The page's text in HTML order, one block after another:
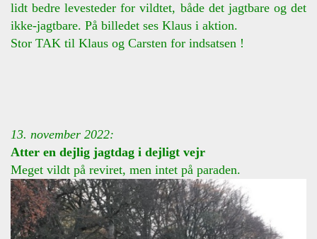
lidt bedre levesteder for vildtet, både det jagtbare og det
ikke-jagtbare. På billedet ses Klaus i aktion.
Stor TAK til Klaus og Carsten for indsatsen !
13. november 2022:
Atter en dejlig jagtdag i dejligt vejr
Meget vildt på reviret, men intet på paraden.